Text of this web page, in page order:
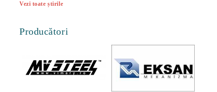
Vezi toate știrile
Producători